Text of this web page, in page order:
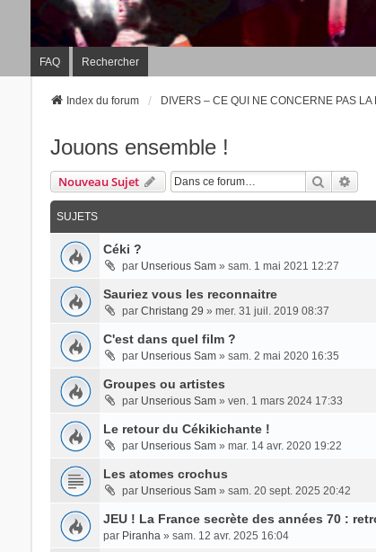
FAQ Rechercher
Index du forum DIVERS – CE QUI NE CONCERNE PAS
Jouons ensemble !
Nouveau Sujet
SUJETS
Céki ?
par Unserious Sam» sam. 1 mai 2021 12:27
Sauriez vous les reconnaitre
par Christang 29 » mer. 31 juil. 2019 08:37
C'est dans quel film ?
par Unserious Sam» sam. 2 mai 2020 16:35
Groupes ou artistes
par Unserious Sam» ven. 1 mars 2024 17:33
Le retour du Cékikichante !
par Unserious Sam» mar. 14 avr. 2020 19:22
Les atomes crochus
par Unserious Sam» sam. 20 sept. 2025 20:42
JEU ! La France secrète des années 70 :
par Piranha» sam. 12 avr. 2025 16:04